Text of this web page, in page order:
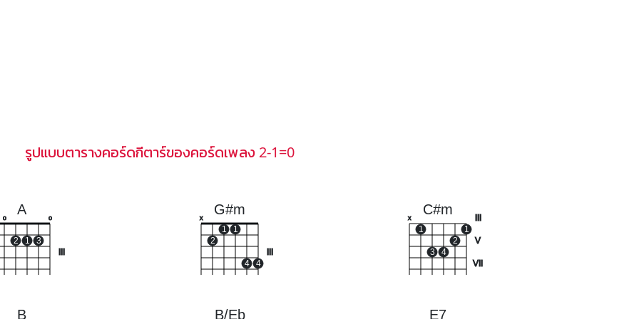
รูปแบบตารางคอร์ดกีตาร์ของคอร์ดเพลง 2-1=0
A
o
2 1 3
o
G#m
x
2
1 1
4 4
C#m
V
VII
x
1
3 4
2
1
B B/Eb E7